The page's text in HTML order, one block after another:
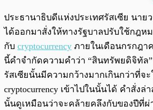
พร้อมเล่น
ประธานาธิบดีแห่งประเทศรัสเซีย นาย
ได้ออกมาสั่งให้ทางรัฐบาลปรับใช้กฎห
กับ cryptocurrency ภายในเดือนกรกฎ
นี้คำจำกัดความคำว่า “สินทรัพยดิจิทัล”
รัสเซียนั้นมีความกว้างมากเกินกว่าที่จ
cryptocurrency เข้าไปในนั้นได้ คำสั่ง
นั้นดูเหมือนว่าจะคล้ายคลึงกับของปีที่ผ่